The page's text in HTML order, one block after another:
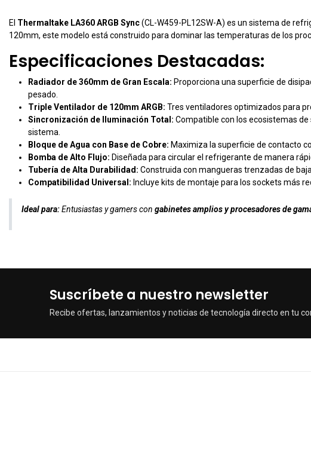
El Thermaltake LA360 ARGB Sync(CL-W459-PL12SW-A) es un sistema de
120mm, este modelo está construido para dominar las temperaturas de los
Especificaciones Destacadas:
Radiador de 360mm de Gran Escala: Proporciona una superficie de
pesado.
Triple Ventilador de 120mm ARGB: Tres ventiladores optimizados para
Sincronización de Iluminación Total: Compatible con los ecosistemas
sistema.
Bloque de Agua con Base de Cobre: Maximiza la superficie de contacto
Bomba de Alto Flujo: Diseñada para circular el refrigerante de manera
Tubería de Alta Durabilidad: Construida con mangueras trenzadas de
Compatibilidad Universal: Incluye kits de montaje para los sockets más
Ideal para:Entusiastas y gamers con gabinetes amplios y procesadores de
Suscríbete a nuestro newsletter
Recibe ofertas, lanzamientos y noticias de tecnología directo en tu